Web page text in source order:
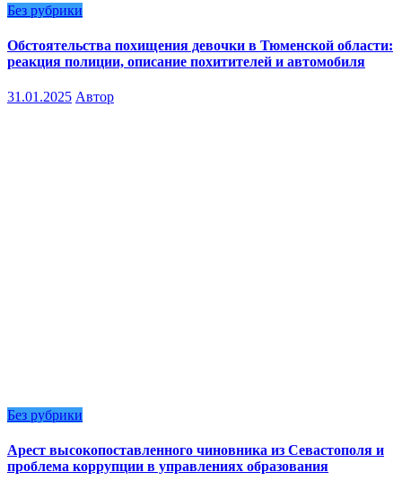
Без рубрики
Обстоятельства похищения девочки в Тюменской области:
реакция полиции, описание похитителей и автомобиля
31.01.2025 Автор
Без рубрики
Арест высокопоставленного чиновника из Севастополя и
проблема коррупции в управлениях образования